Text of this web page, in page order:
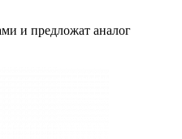
и предложат аналог